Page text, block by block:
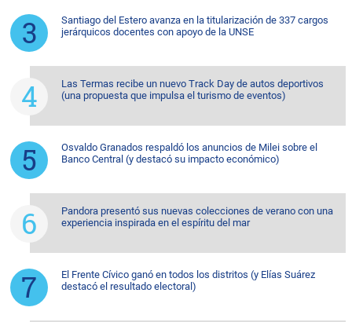
Santiago del Estero avanza en la titularización de 337 cargos
jerárquicos docentes con apoyo de la UNSE
Las Termas recibe un nuevo Track Day de autos deportivos
(una propuesta que impulsa el turismo de eventos)
Osvaldo Granados respaldó los anuncios de Milei sobre el
Banco Central (y destacó su impacto económico)
Pandora presentó sus nuevas colecciones de verano con una
experiencia inspirada en el espíritu del mar
El Frente Cívico ganó en todos los distritos (y Elías Suárez
destacó el resultado electoral)